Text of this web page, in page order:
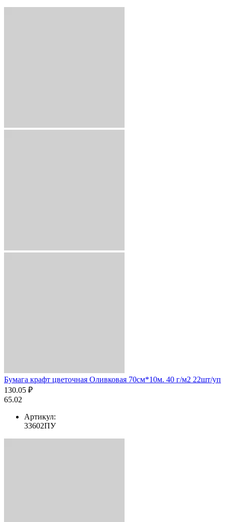
Бумага крафт цветочная Оливковая 70см*10м. 40 г/м2 22шт/уп
130.05 ₽
65.02
Артикул:
33602ПУ